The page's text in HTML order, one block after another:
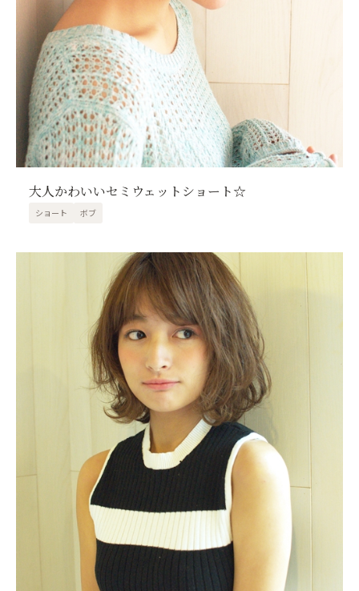
大人かわいいセミウェットショート☆
ショート ボブ